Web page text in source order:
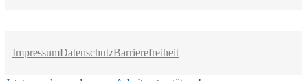
ImpressumDatenschutzBarrierefreiheit